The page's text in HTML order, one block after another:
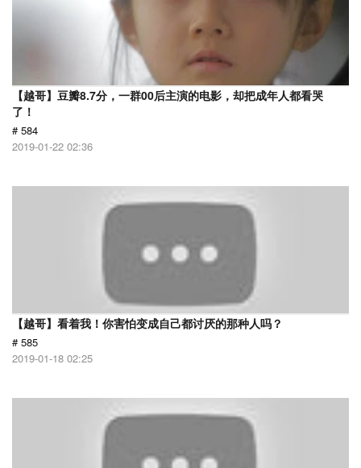
【越哥】豆瓣8.7分，一群00后主演的电影，却把成年人都看哭
了！
# 584
2019-01-22 02:36
【越哥】看着我！你害怕变成自己都讨厌的那种人吗？
# 585
2019-01-18 02:25